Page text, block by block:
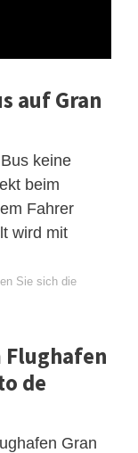
auf Gran
keine
beim
Fahrer
wird mit
Sie sich die
Flughafen
de
Gran